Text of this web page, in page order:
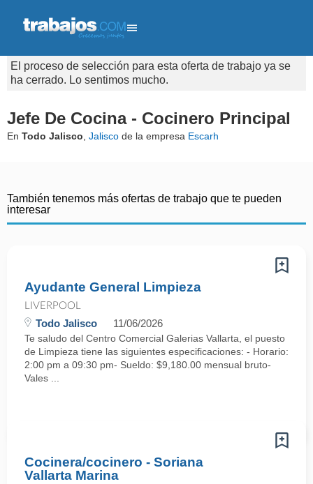
El proceso de selección para esta oferta de trabajo ya se
ha cerrado. Lo sentimos mucho.
Jefe De Cocina - Cocinero Principal
En Todo Jalisco Jalisco de la empresa Escarh
También tenemos más ofertas de trabajo que te pueden
interesar
Ayudante General Limpieza
LIVERPOOL
Todo Jalisco 11/06/2026
Te saludo del Centro Comercial Galerias Vallarta, el puesto
de Limpieza tiene las siguientes especificaciones: - Horario:
2:00 pm a 09:30 pm- Sueldo: $9,180.00 mensual bruto-
Vales ...
Cocinera/cocinero - Soriana
Vallarta Marina